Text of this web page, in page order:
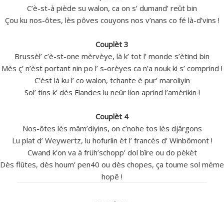
C’è-st-à piède su walon, ca on s’ dumand’ reût bin
Çou ku nos-ôtes, lès pôves couyons nos v’nans co fé là-d’vins !
Couplèt 3
Brussèl’ c’è-st-one mèrvèye, là k’ tot l’ monde s’ètind bin
Mès ç’ n’èst portant nin po l’ s-orèyes ca n’a nouk ki s’ comprind !
C’èst là ku l’ co walon, tchante è pur’ maroliyin
Sol’ tins k’ dès Flandes lu neûr lion aprind l’amèrikin !
Couplèt 4
Nos-ôtes lès mâm’diyins, on c’nohe tos lès djârgons
Lu plat d’ Weywertz, lu hofurlin èt l’ francès d’ Winbômont !
Cwand k’on va à früh’schopp’ dol bîre ou do pèkèt
Dès flûtes, dès houm’ pen40 ou dès chopes, ça toume sol méme
hopê !